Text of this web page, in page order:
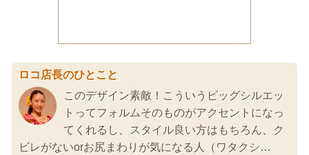
ロコ店長のひとこと
このデザイン素敵！こういうビッグシルエッ
トってフォルムそのものがアクセントになっ
てくれるし、スタイル良い方はもちろん、ク
ビレがないorお尻まわりが気になる人（ワタクシ…